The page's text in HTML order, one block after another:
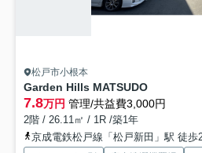
松戸市小根本
Garden Hills MATSUDO
7.8万円 管理/共益費3,000円
2階 / 26.11㎡ / 1R /築1年
京成電鉄松戸線「松戸新田」駅 徒歩